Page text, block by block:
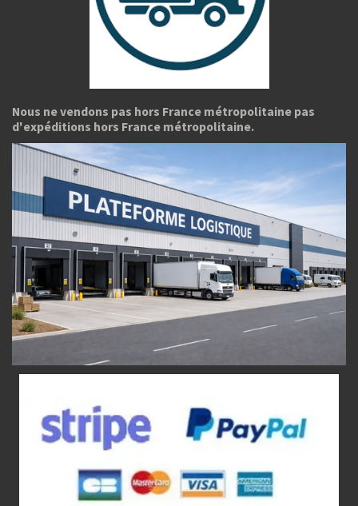
Nous ne vendons pas hors France métropolitaine pas
d'expéditions hors France métropolitaine.